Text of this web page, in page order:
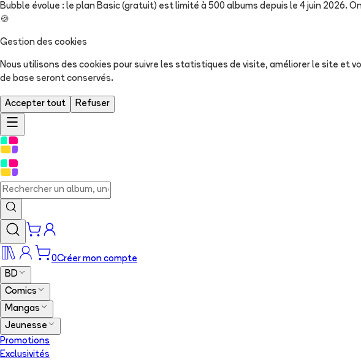
Bubble évolue : le plan Basic (gratuit) est limité à 500 albums depuis le 4 juin 2026.
🍪
Gestion des cookies
Nous utilisons des cookies pour suivre les statistiques de visite, améliorer le site et
de base seront conservés.
Accepter tout Refuser
0Créer mon compte
BD
Comics
Mangas
Jeunesse
Promotions
Exclusivités